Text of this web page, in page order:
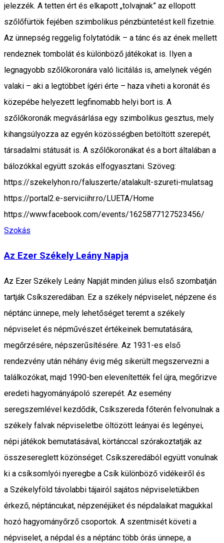
jelezzék. A tetten ért és elkapott „tolvajnak” az ellopott
szőlőfürtök fejében szimbolikus pénzbüntetést kell fizetnie.
Az ünnepség reggelig folytatódik – a tánc és az ének mellett
rendeznek tombolát és különböző játékokat is. Ilyen a
legnagyobb szőlőkoronára való licitálás is, amelynek végén
valaki – aki a legtöbbet ígéri érte – haza viheti a koronát és
közepébe helyezett legfinomabb helyi bort is. A
szőlőkoronák megvásárlása egy szimbolikus gesztus, mely
kihangsúlyozza az egyén közösségben betöltött szerepét,
társadalmi státusát is. A szőlőkoronákat és a bort általában a
bálozókkal együtt szokás elfogyasztani. Szöveg:
https://szekelyhon.ro/faluszerte/atalakult-szureti-mulatsag
https://portal2.e-serviciihr.ro/LUETA/Home
https://www.facebook.com/events/1625877127523456/
Szokás
Az Ezer Székely Leány Napja
Az Ezer Székely Leány Napját minden július első szombatján
tartják Csíkszeredában. Ez a székely népviselet, népzene és
néptánc ünnepe, mely lehetőséget teremt a székely
népviselet és népművészet értékeinek bemutatására,
megőrzésére, népszerűsítésére. Az 1931-es első
rendezvény után néhány évig még sikerült megszervezni a
találkozókat, majd 1990-ben elevenítették fel újra, megőrizve
eredeti hagyományápoló szerepét. Az esemény
seregszemlével kezdődik, Csíkszereda főterén felvonulnak a
székely falvak népviseletbe öltözött leányai és legényei,
népi játékok bemutatásával, körtánccal szórakoztatják az
összesereglett közönséget. Csíkszeredából együtt vonulnak
ki a csíksomlyói nyeregbe a Csík különböző vidékeiről és
a Székelyföld távolabbi tájairól sajátos népviseletükben
érkező, néptáncukat, népzenéjüket és népdalaikat magukkal
hozó hagyományőrző csoportok. A szentmisét követi a
népviselet, a népdal és a néptánc több órás ünnepe, a